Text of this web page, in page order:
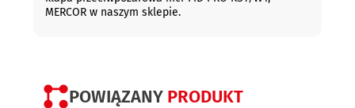
MERCOR w naszym sklepie.
POWIĄZANY PRODUKT